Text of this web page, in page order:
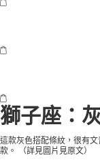
獅子座：
這款灰色搭配條紋，很有
款。 （詳見圖片見原文）